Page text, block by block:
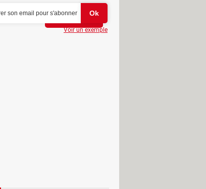
besoin d’une
que l’utilisateur a
Voir un exemple